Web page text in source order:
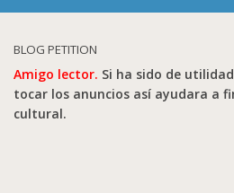
BLOG PETITION
Amigo lector. Si ha sido de
tocar los anuncios así ayudara a
cultural.